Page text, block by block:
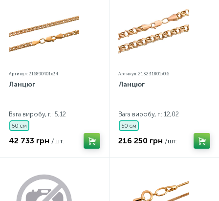
Артикул: 216890401x34
Ланцюг
Вага виробу, г.: 5,12
50 см
42 733 грн /шт.
Артикул: 213231801x0.6
Ланцюг
Вага виробу, г.: 12,02
50 см
216 250 грн /шт.